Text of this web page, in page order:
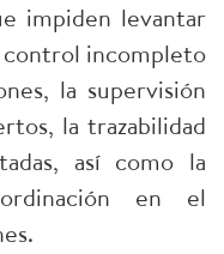
impiden levantar
control incompleto
la supervisión
la trazabilidad
así como la
en el